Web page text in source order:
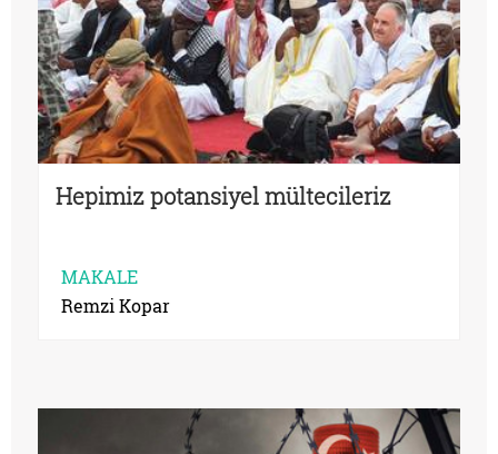
Hepimiz potansiyel mültecileriz
MAKALE
Remzi Kopar